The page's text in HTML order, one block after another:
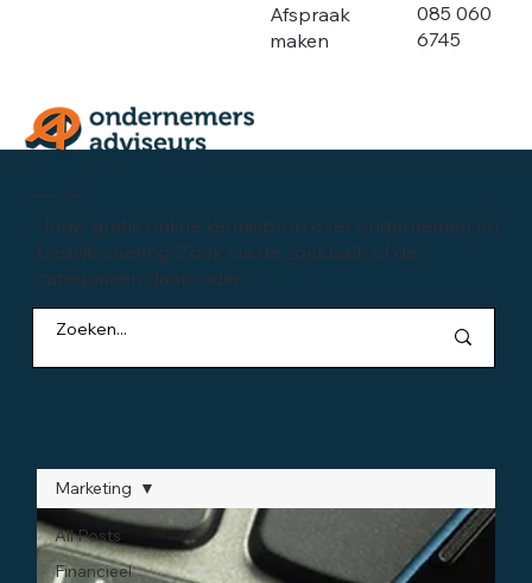
Afspraak
maken
085 060
6745
Kennisbank ondernemen
Jouw gratis online kennisbron over ondernemen en
bedrijfsvoering. Zoek via de zoekbalk of de
categorieën daaronder:
All Posts
Financieel
Marketing